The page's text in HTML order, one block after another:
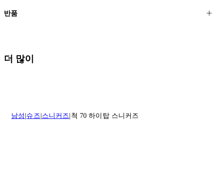
고객님의 위치에 따라 일반 배송과 익스프레스 배송을 제공합니다.
실 수 있습니다.
반품
배송일로부터 영업일 기준 30일 이내에 접수된 반품에 대해서는 기꺼
이 환불해 드리겠습니다.반품 상품은 원래 상태를 유지하고 반드시
더 많이
남성 슈즈 스니커즈 척 70 하이탑 스니커즈